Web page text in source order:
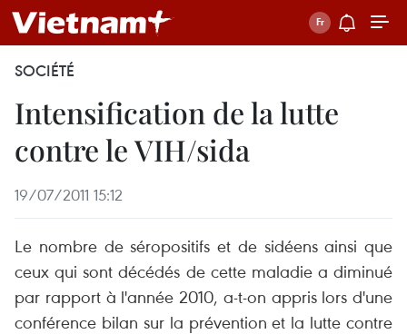
SOCIÉTÉ
Intensification de la lutte
contre le VIH/sida
19/07/2011 15:12
Le nombre de séropositifs et de sidéens ainsi que
ceux qui sont décédés de cette maladie a diminué
par rapport à l'année 2010, a-t-on appris lors d'une
conférence bilan sur la prévention et la lutte contre